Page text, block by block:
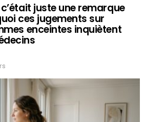
juste une remarque
ces jugements sur
enceintes inquiètent